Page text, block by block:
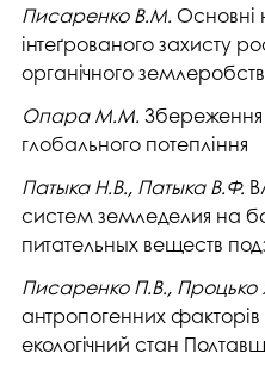
Писаренко В.М. Основні
інтеґрованого захисту
органічного
Опара М.М. Збереження
глобального потепління
Патыка Н.В., Патыка В.Ф.
систем земледелия на
питательных веществ
Писаренко П.В., Процько
антропогенних
екологічний стан